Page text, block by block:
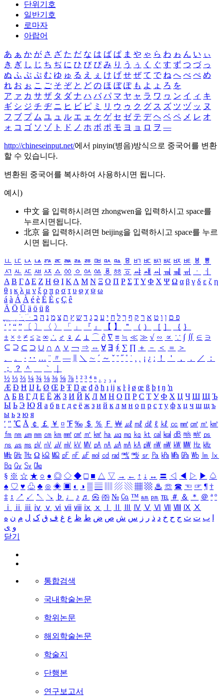
단위기호
일반기호
로마자
아랍어
あ ぁ か が さ ざ た だ な は ば ぱ ま や ゃ ら わ ゎ ん い ぃ
き ぎ し じ ち ぢ に ひ び ぴ み り う ぅ く ぐ す ず つ づ っ
ぬ ふ ぶ ぷ む ゆ ゅ る え ぇ け げ せ ぜ て で ね へ べ ぺ め
れ お ぉ こ ご そ ぞ と ど の ほ ぼ ぽ も よ ょ ろ を
ア ァ カ サ ザ タ ダ ナ ハ バ パ マ ヤ ャ ラ ワ ヮ ン イ ィ キ
ギ シ ジ チ ヂ ニ ヒ ビ ピ ミ リ ウ ゥ ク グ ス ズ ツ ヅ ッ ヌ
フ ブ プ ム ユ ュ ル エ ェ ケ ゲ セ ゼ テ デ ヘ ベ ペ メ レ オ
ォ コ ゴ ソ ゾ ト ド ノ ホ ボ ポ モ ヨ ョ ロ ヲ ―
http://chineseinput.net/에서 pinyin(병음)방식으로 중국어를 변환
할 수 있습니다.
변환된 중국어를 복사하여 사용하시면 됩니다.
예시)
中文 을 입력하시려면 zhongwen을 입력하시고 space를
누르시면됩니다.
北京 을 입력하시려면 beijing을 입력하시고 space를 누르
시면 됩니다.
ㅥ ㅦ ㅧ ㅨ ㅩ ㅪ ㅫ ㅬ ㅭ ㅮ ㅯ ㅰ ㅱ ㅲ ㅳ ㅴ ㅵ ㅶ ㅷ ㅸ
ㅹ
ㅺ ㅻ ㅼ ㅽ ㅾ ㅿ ㆀ ㆁ ㆂ ㆃ ㆄ ㆅ ㆆ ㆇ ㆈ ㆉ ㆊ ㆋ ㆌ ㆍ
ㆎ
Α Β ΓΔ Ε Ζ Η Θ Ι ΚΛ Μ Ν Ξ Ο Π Ρ Σ ΤΥ Φ Χ Ψ Ω α β γ δ ε ζ η
θ ι κ λ μ ν ξ ο π ρ σ τ υ φ χ ψ ω
á à Á À é è É È ç Ç ê
Ä Ö Ü ä ö ü ß
ִֶֹ ֻּ ׁׂ פ ם ן ו ט א ר ק ף ך ל ח י ע כ ג ד ש ץ ת צ מ נ ה ב
‘ ’ “ ” 〔 〕 〈 〉 「 」 『 』 【 】 ＂ （ ） ［ ］ ｛ ｝
± × ÷ ≠ ≤ ≥ ∞ ∴ ♂ ♀ ∠ ⊥ ⌒ ∂ ∇ ≡ ≒ ≪ ≫ √ ∽ ∝ ∵ ∫ ∬ ∈ ∋
⊆ ⊇ ⊂ ⊃ ∪ ∩ ∧ ∨ ￢ ⇒ ⇔ ∀ ∃ ∮ ∑ ∏ ＋ － ＜ ＝
＞
、
。 · ‥ … ¨ 〃 ― ＼ ∼ ´ ～ ˇ ˘ ˝ ˚ ˙ ¸ ¡ ¿ ː ！ ＇ ， ． ／
：
；
？ ＾ ｀
½ ⅓ ⅔ ¼ ¾ ⅛ ⅜ ⅝ ⅞ ¹ ² ³ ⁴ ⁿ ₁ ₂ ₃ ₄
Æ Ð Ħ Ĳ Ł Ø Œ Þ Ŧ Ŋ æ đ ð ħ ı ĳ ĸ ŀ ł ø œ ß þ ŧ ŋ ŉ
А Б В Г Д Е Ё Ж З И Й К Л М Н О П Р С Т У Ф Х Ц Ч Ш Щ Ъ
Ы Ь Э Ю Я а б в г д е ё ж з и й к л м н о п р с т у ф х ц ч ш щ ъ
ы ь э ю я
′ ″ ℃ Å ￠ ￡ ￥ ¤ ℉ ‰ ＄ ％ Ｆ ￦ ㎕ ㎖ ㎗ ℓ ㎘ ㏄ ㎣ ㎤ ㎥ ㎦
㎙ ㎚ ㎛ ㎜ ㎝ ㎞ ㎟ ㎠ ㎡ ㎢ ㏊ ㎍ ㎎ ㎏ ㏏ ㎈ ㎉ ㏈ ㎧ ㎨ ㎰
㎱ ㎲ ㎳ ㎴ ㎵ ㎶ ㎷ ㎸ ㎹ ㎀ ㎁ ㎂ ㎃ ㎄ ㎺ ㎻ ㎽ ㎾ ㎿ ㎐ ㎑
㎒ ㎓ ㎔ Ω ㏀ ㏁ ㎊ ㎋ ㎌ ㏖ ㏅ ㎭ ㎮ ㎯ ㏛ ㎩ ㎪ ㎫ ㎬ ㏝ ㏐
㏓
㏃ ㏉ ㏜ ㏆
§ ※ ☆ ★ ○ ● ◎ ◇ ◆ □ ■ △ ▽ → ← ↑ ↓ ↔ 〓 ◁ ◀ ▷ ▶ ♤
♠ ♡ ♥ ♧ ♣ ⊙ ◈ ▣ ◐ ◑ ▒ ▤ ▨ ▧ ▦ ▩ ♨ ☏ ☎ ☜ ☞ ¶ †
‡ ↕ ↗ ↙ ↖ ↘ ♭ ♩ ♪ ♬ ㉿ ㈜ № ㏇ ™ ㏂ ㏘ ℡ ＃ ＆ ＊ ＠ ª º
ⅰ
ⅱ ⅲ ⅳ ⅴ ⅵ ⅶ ⅷ ⅸ ⅹ Ⅳ Ⅴ Ⅵ Ⅶ Ⅷ Ⅸ Ⅹ
ب ت ث ج ح خ د ذ ر ز س ش ص ض ط ظ ع غ ف ق ک ل م ن ه
و ی
닫기
통합검색
국내학술논문
학위논문
해외학술논문
학술지
단행본
연구보고서